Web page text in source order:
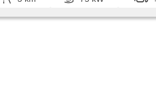
poduszki pasażera, hands
bluetooth, el.
lusterka, immobilizer,